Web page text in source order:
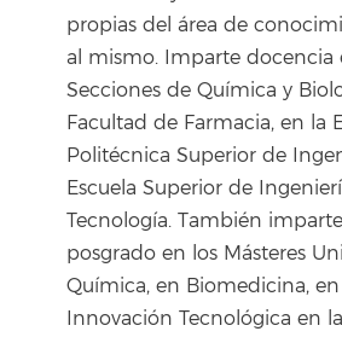
propias del área de
al mismo. Imparte docencia
Secciones de Química y
Facultad de Farmacia, en la
Politécnica Superior de
Escuela Superior de
Tecnología. También
posgrado en los Másteres
Química, en Biomedicina,
Innovación Tecnológica en